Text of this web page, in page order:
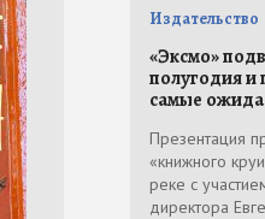
Издательство
«Эксмо»
полугодия и
самые
Презентация
«книжного
реке с
директора